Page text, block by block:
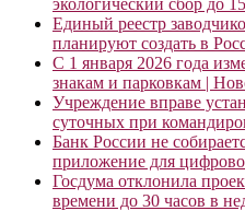
экологический сбор до
Единый реестр
планируют создать в
С 1 января 2026 года
знакам и парковкам |
Учреждение вправе
суточных при
Банк России не
приложение для
Госдума отклонила
времени до 30 часов в